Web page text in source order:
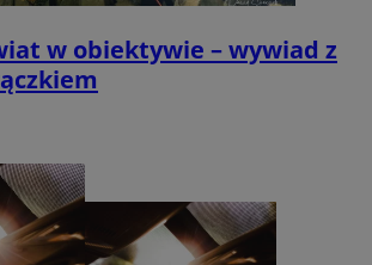
w obiektywie – wywiad z